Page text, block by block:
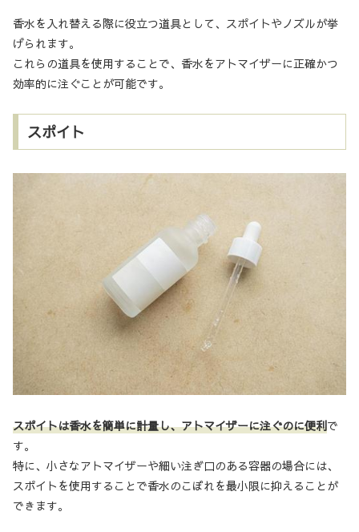
香水を入れ替える際に役立つ道具として、スポイトやノズルが挙
げられます。
これらの道具を使用することで、香水をアトマイザーに正確かつ
効率的に注ぐことが可能です。
スポイト
スポイトは香水を簡単に計量し、アトマイザーに注ぐのに便利で
す。
特に、小さなアトマイザーや細い注ぎ口のある容器の場合には、
スポイトを使用することで香水のこぼれを最小限に抑えることが
できます。